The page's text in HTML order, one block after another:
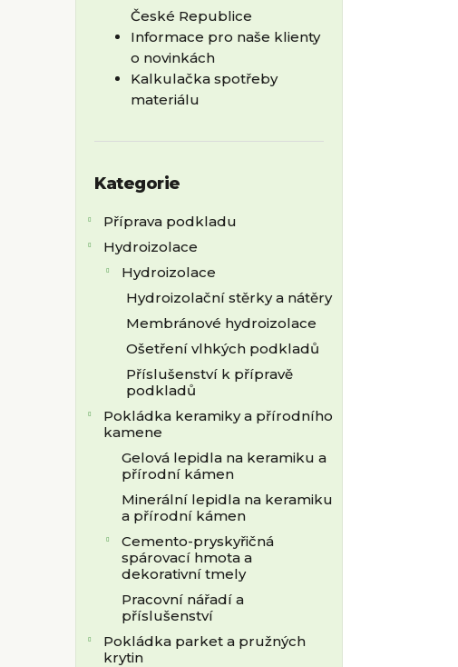
České Republice
Informace pro naše klienty
o novinkách
Kalkulačka spotřeby
materiálu
kategorie
Kategorie
Příprava podkladu
Hydroizolace
Hydroizolace
Hydroizolační stěrky a nátěry
Membránové hydroizolace
Ošetření vlhkých podkladů
Příslušenství k přípravě
podkladů
Pokládka keramiky a přírodního
kamene
Gelová lepidla na keramiku a
přírodní kámen
Minerální lepidla na keramiku
a přírodní kámen
Cemento-pryskyřičná
spárovací hmota a
dekorativní tmely
Pracovní nářadí a
příslušenství
Pokládka parket a pružných
krytin